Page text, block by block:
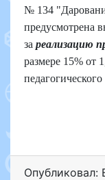
№ 134
предусмотрена
за реализацию
размере 15% от
Опубликовал: